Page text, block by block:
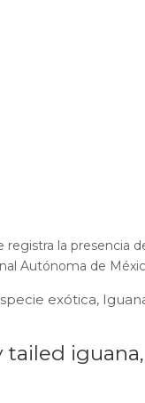
registra la presencia
Autónoma de
exótica,
tailed